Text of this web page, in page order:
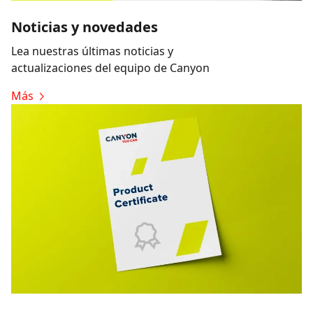
Noticias y novedades
Lea nuestras últimas noticias y
actualizaciones del equipo de Canyon
Más